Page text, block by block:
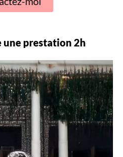
une prestation 2h